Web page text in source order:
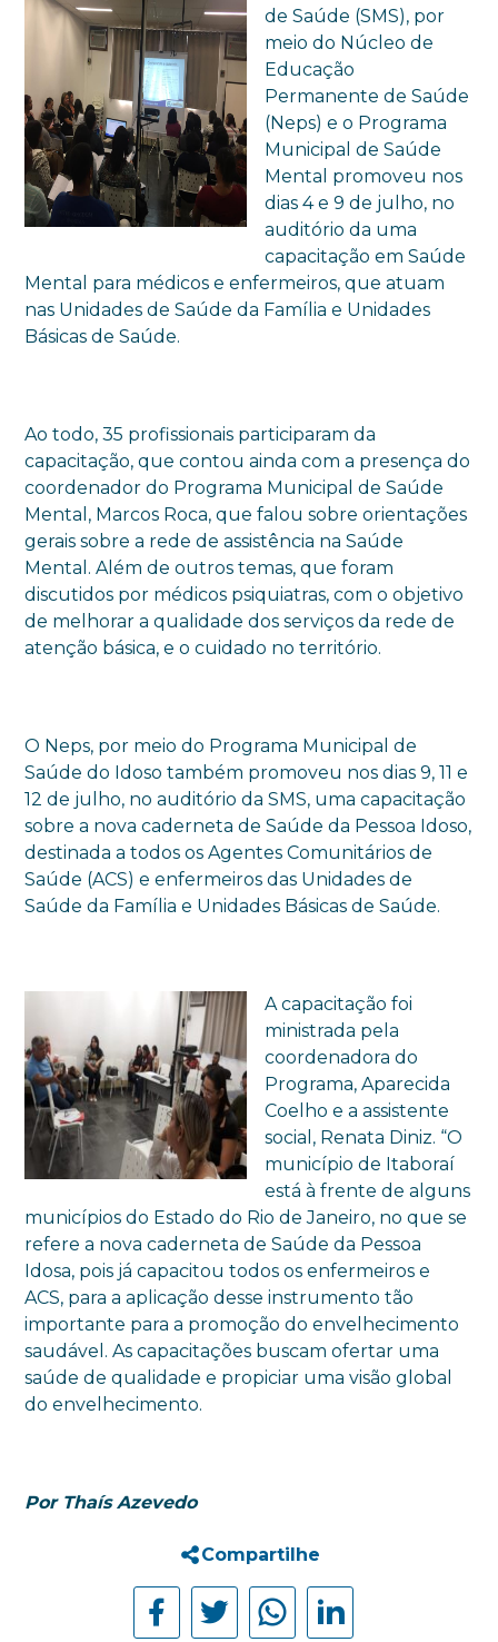
de Saúde (SMS), por
meio do Núcleo de
Educação
Permanente de Saúde
(Neps) e o Programa
Municipal de Saúde
Mental promoveu nos
dias 4 e 9 de julho, no
auditório da uma
capacitação em Saúde
Mental para médicos e enfermeiros, que atuam
nas Unidades de Saúde da Família e Unidades
Básicas de Saúde.
Ao todo, 35 profissionais participaram da
capacitação, que contou ainda com a presença do
coordenador do Programa Municipal de Saúde
Mental, Marcos Roca, que falou sobre orientações
gerais sobre a rede de assistência na Saúde
Mental. Além de outros temas, que foram
discutidos por médicos psiquiatras, com o objetivo
de melhorar a qualidade dos serviços da rede de
atenção básica, e o cuidado no território.
O Neps, por meio do Programa Municipal de
Saúde do Idoso também promoveu nos dias 9, 11 e
12 de julho, no auditório da SMS, uma capacitação
sobre a nova caderneta de Saúde da Pessoa Idoso,
destinada a todos os Agentes Comunitários de
Saúde (ACS) e enfermeiros das Unidades de
Saúde da Família e Unidades Básicas de Saúde.
A capacitação foi
ministrada pela
coordenadora do
Programa, Aparecida
Coelho e a assistente
social, Renata Diniz. “O
município de Itaboraí
está à frente de alguns
municípios do Estado do Rio de Janeiro, no que se
refere a nova caderneta de Saúde da Pessoa
Idosa, pois já capacitou todos os enfermeiros e
ACS, para a aplicação desse instrumento tão
importante para a promoção do envelhecimento
saudável. As capacitações buscam ofertar uma
saúde de qualidade e propiciar uma visão global
do envelhecimento.
Por Thaís Azevedo
Compartilhe